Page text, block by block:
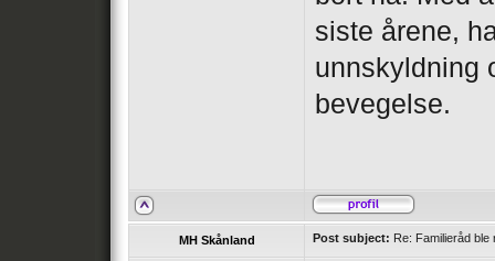
siste årene,
unnskyldning
bevegelse.
MH Skånland Post subject: Re: Familieråd